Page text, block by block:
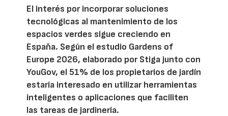
El interés por incorporar soluciones
tecnológicas al mantenimiento de los
espacios verdes sigue creciendo en
España. Según el estudio Gardens of
Europe 2026, elaborado por Stiga junto con
YouGov, el 51% de los propietarios de jardín
estaría interesado en utilizar herramientas
inteligentes o aplicaciones que faciliten
las tareas de jardinería.